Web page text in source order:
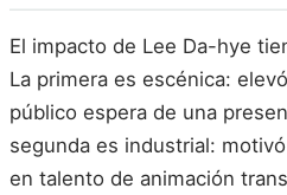
El impacto de Lee Da-hye
La primera es escénica:
público espera de una
segunda es industrial:
en talento de animación